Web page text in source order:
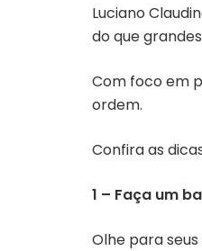
Luciano
do que
Com foco em
ordem.
Confira as
1 – Faça um
Olhe para